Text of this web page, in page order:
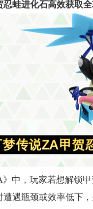
蛙进化石高效获取
中，玩家若想解锁
遇瓶颈或效率低下